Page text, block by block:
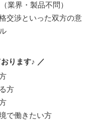
業界・製品不問）
交渉といった双方の意
ります♪ ／
方
で働きたい方